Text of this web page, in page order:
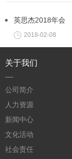
英思杰2018年会
2018-02-08
关于我们
公司简介
人力资源
新闻中心
文化活动
社会责任